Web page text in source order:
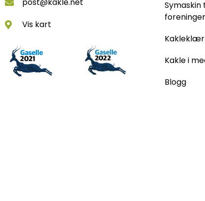
post@kakle.net
Vis kart
Symaskin
Kakleklær
Kakle i
Blogg